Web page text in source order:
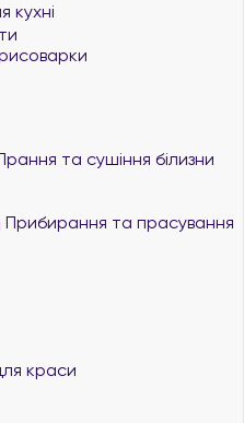
кухні
та сушіння білизни
Прибирання та прасування
краси